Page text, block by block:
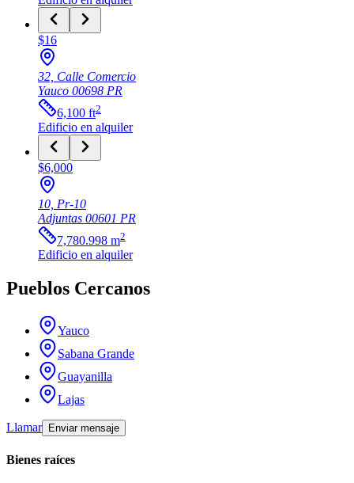
$16
32, Calle Comercio
Yauco 00698 PR
6,100 ft2
Edificio en alquiler
$6,000
10, Pr-10
Adjuntas 00601 PR
7,780.998 m2
Edificio en alquiler
Pueblos Cercanos
Yauco
Sabana Grande
Guayanilla
Lajas
Llamar Enviar mensaje
Bienes raíces